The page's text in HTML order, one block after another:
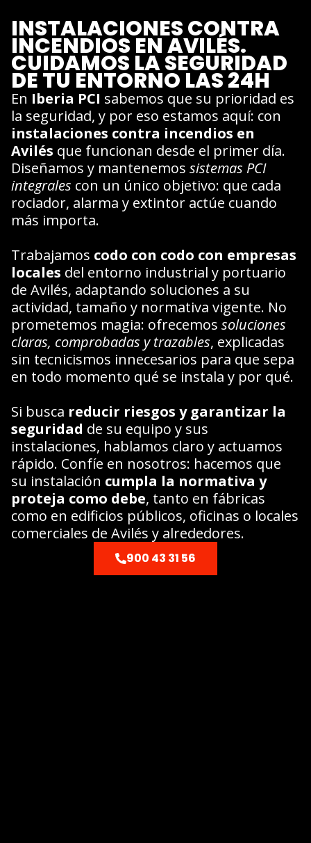
INSTALACIONES CONTRA
INCENDIOS EN AVILÉS.
CUIDAMOS LA SEGURIDAD
DE TU ENTORNO LAS 24H
En Iberia PCI sabemos que su prioridad es
la seguridad, y por eso estamos aquí: con
instalaciones contra incendios en
Avilés que funcionan desde el primer día.
Diseñamos y mantenemos sistemas PCI
integrales con un único objetivo: que cada
rociador, alarma y extintor actúe cuando
más importa.
Trabajamos codo con codo con empresas
locales del entorno industrial y portuario
de Avilés, adaptando soluciones a su
actividad, tamaño y normativa vigente. No
prometemos magia: ofrecemos soluciones
claras, comprobadas y trazables, explicadas
sin tecnicismos innecesarios para que sepa
en todo momento qué se instala y por qué.
Si busca reducir riesgos y garantizar la
seguridad de su equipo y sus
instalaciones, hablamos claro y actuamos
rápido. Confíe en nosotros: hacemos que
su instalación cumpla la normativa y
proteja como debe, tanto en fábricas
como en edificios públicos, oficinas o locales
comerciales de Avilés y alrededores.
900 43 31 56